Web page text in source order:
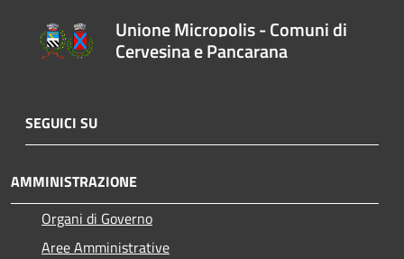
Unione Micropolis - Comuni di
Cervesina e Pancarana
SEGUICI SU
AMMINISTRAZIONE
Organi di Governo
Aree Amministrative